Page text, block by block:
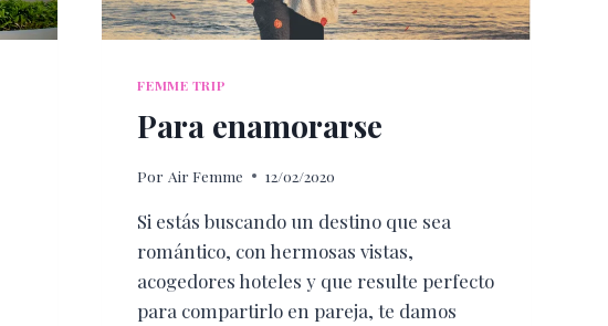
FEMME TRIP
Para enamorarse
Por Air Femme 12/02/2020
Si estás buscando un destino que sea
romántico, con hermosas vistas,
acogedores hoteles y que resulte perfecto
para compartirlo en pareja, te damos